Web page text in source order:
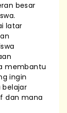
besar
latar
membantu
ingin
belajar
dan mana